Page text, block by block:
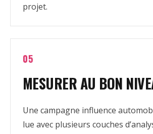
projet.
05
MESURER AU BON
Une campagne influence
lue avec plusieurs couches